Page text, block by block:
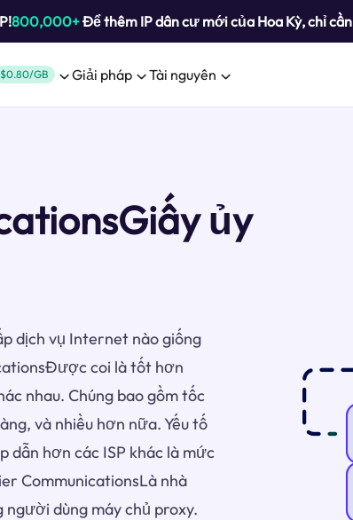
800,000+Để thêm IP dân cư mới của Hoa Kỳ, chỉ cần
$0.80/GB Giải pháp Tài nguyên
ủy
dịch vụ Internet nào giống
coi là tốt hơn
nhau. Chúng bao gồm tốc
và nhiều hơn nữa. Yếu tố
dẫn hơn các ISP khác là mức
CommunicationsLà nhà
dùng máy chủ proxy.